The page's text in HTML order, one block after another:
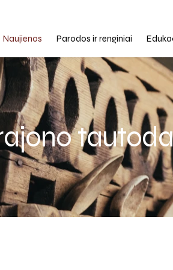
Naujienos Parodos ir renginiai